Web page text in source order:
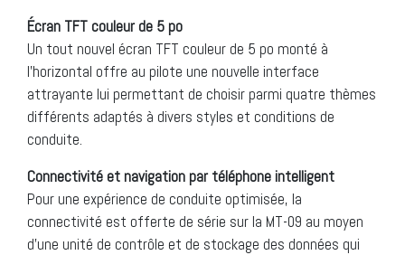
Écran TFT couleur de 5 po
Un tout nouvel écran TFT couleur de 5 po monté à
l’horizontal offre au pilote une nouvelle interface
attrayante lui permettant de choisir parmi quatre thèmes
différents adaptés à divers styles et conditions de
conduite.
Connectivité et navigation par téléphone intelligent
Pour une expérience de conduite optimisée, la
connectivité est offerte de série sur la MT-09 au moyen
d’une unité de contrôle et de stockage des données qui